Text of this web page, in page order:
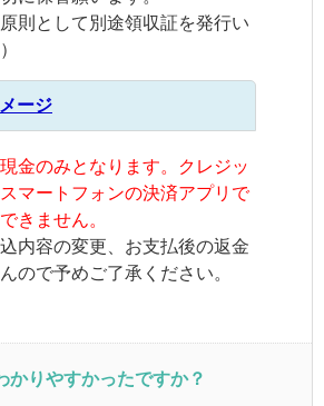
原則として別途領収証を発行い
ージ
金のみとなります。クレジッ
スマートフォンの決済アプリで
きません。
内容の変更、お支払後の返金
ので予めご了承ください。
かりやすかったですか？